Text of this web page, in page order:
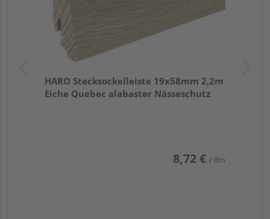
HARO Stecksockelleiste 19x58mm 2,2m
Eiche Quebec alabaster Nässeschutz
8,72 € / lfm